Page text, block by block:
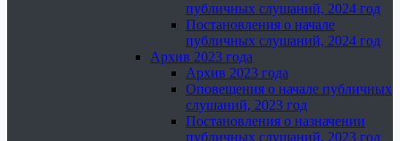
публичных слушаний, 2024 год
Постановления о начале
публичных слушаний, 2024 год
Архив 2023 года
Архив 2023 года
Оповещения о начале публичных
слушаний, 2023 год
Постановления о назначении
публичных слушаний, 2023 год